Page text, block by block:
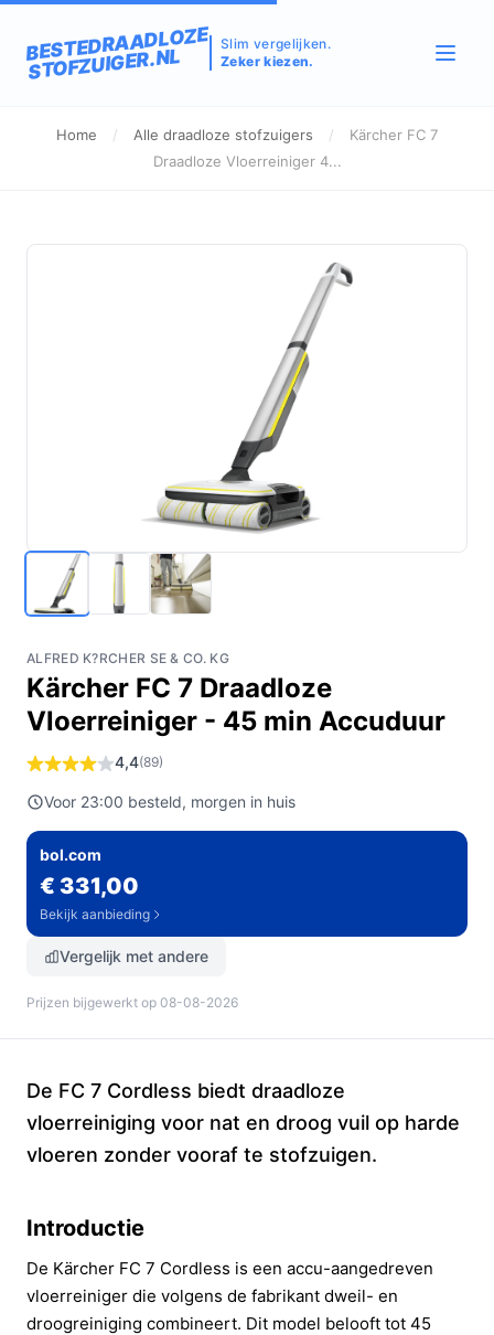
BESTEDRAADLOZE
STOFZUIGER.NL
Slim vergelijken.
Zeker kiezen.
Home / Alle draadloze stofzuigers /
Kärcher FC 7
Draadloze Vloerreiniger 4...
ALFRED K?RCHER SE & CO. KG
Kärcher FC 7 Draadloze
Vloerreiniger - 45 min Accuduur
4,4(89)
Voor 23:00 besteld, morgen in huis
bol.com
€ 331,00
Bekijk aanbieding
Vergelijk met andere
Prijzen bijgewerkt op 08-08-2026
De FC 7 Cordless biedt draadloze
vloerreiniging voor nat en droog vuil op harde
vloeren zonder vooraf te stofzuigen.
Introductie
De Kärcher FC 7 Cordless is een accu-aangedreven
vloerreiniger die volgens de fabrikant dweil- en
droogreiniging combineert. Dit model belooft tot 45